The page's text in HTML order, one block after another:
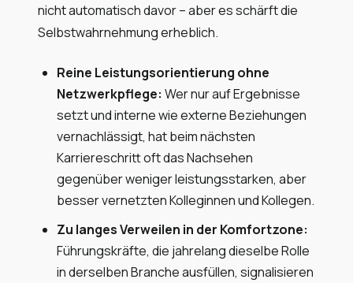
nicht automatisch davor – aber es schärft die
Selbstwahrnehmung erheblich.
Reine Leistungsorientierung ohne
Netzwerkpflege: Wer nur auf Ergebnisse
setzt und interne wie externe Beziehungen
vernachlässigt, hat beim nächsten
Karriereschritt oft das Nachsehen
gegenüber weniger leistungsstarken, aber
besser vernetzten Kolleginnen und Kollegen.
Zu langes Verweilen in der Komfortzone:
Führungskräfte, die jahrelang dieselbe Rolle
in derselben Branche ausfüllen, signalisieren